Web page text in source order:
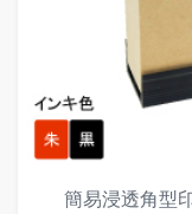
簡易浸透角型